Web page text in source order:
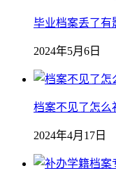
毕业档案丢了有
2024年5月6日
档案不见了怎么
2024年4月17日